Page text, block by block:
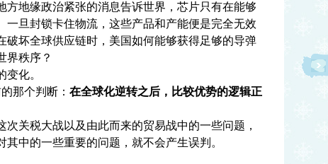
方地缘政治紧张的消息告诉世界，芯片只有在能够
一旦封锁卡住物流，这些产品和产能便是完全无效
破坏全球供应链时，美国如何能够获得足够的导弹
界秩序？
化。
那个判断： 在全球化逆转之后，比较优势的逻辑正
关税大战以及由此而来的贸易战中的一些问题，
中的一些重要的问题，就不会产生误判。